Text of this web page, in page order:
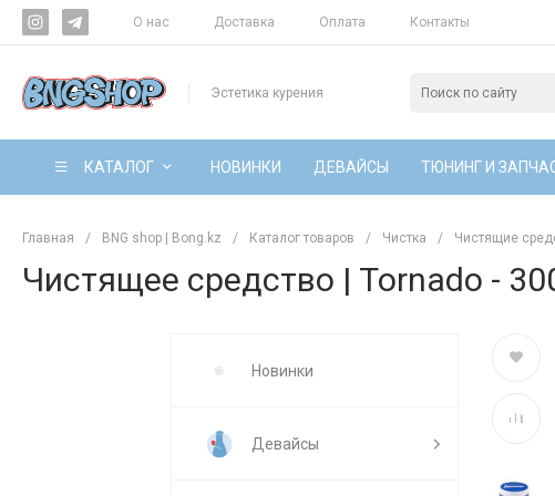
О нас Доставка Оплата Контакты
Эстетика курения
КАТАЛОГ НОВИНКИ ДЕВАЙСЫ ТЮНИНГ И
Главная / BNG shop | Bong.kz / Каталог товаров / Чистка / Чистящие
Чистящее средство | Tornado -
Новинки
Девайсы